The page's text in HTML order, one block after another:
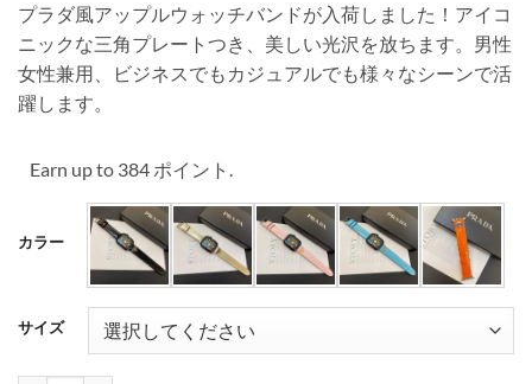
プラダ風アップルウォッチバンドが入荷しました！アイコ
ニックな三角プレートつき、美しい光沢を放ちます。男性
女性兼用、ビジネスでもカジュアルでも様々なシーンで活
躍します。
Earn up to 384 ポイント.
カラー
サイズ